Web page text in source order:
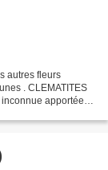
autres fleurs
. CLEMATITES
apportée